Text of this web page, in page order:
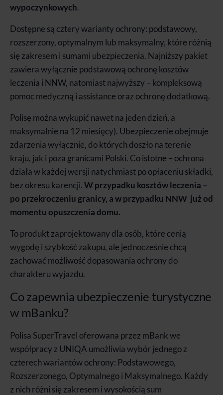
wypoczynkowych.
Dostępne są cztery warianty ochrony: podstawowy,
rozszerzony, optymalnym lub maksymalny, które różnią
się zakresem i sumami ubezpieczenia. Najniższy pakiet
zawiera wyłącznie podstawową ochronę kosztów
leczenia i NNW, natomiast najwyższy – kompleksową
pomoc medyczną i assistance oraz ochronę dodatkową.
Polisę można wykupić nawet na jeden dzień, a
maksymalnie na 12 miesięcy). Ubezpieczenie obejmuje
zdarzenia wyłącznie, do których doszło na terenie
kraju, jak i poza granicami Polski. Co istotne – ochrona
działa w każdej wersji natychmiast po opłaceniu składki,
bez okresu karencji.W przypadku kosztów leczenia –
po przekroczeniu granicy, a w przypadku NNW już od
momentu opuszczenia domu.
To produkt zaprojektowany dla osób, które cenią
wygodę i szybkość zakupu, ale jednocześnie chcą
zachować możliwość dopasowania ochrony do
charakteru wyjazdu.
Co zapewnia ubezpieczenie turystyczne
w mBanku?
Polisa SuperTravel oferowana przez mBank we
współpracy z UNIQA umożliwia wybór jednego z
czterech wariantów ochrony: Podstawowego,
Rozszerzonego, Optymalnego i Maksymalnego. Każdy
z nich różni się zakresem i wysokością sum